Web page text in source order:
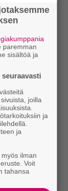
paremman
sisältöä ja
joilla
ja
ja
ilman
Voit
tahansa